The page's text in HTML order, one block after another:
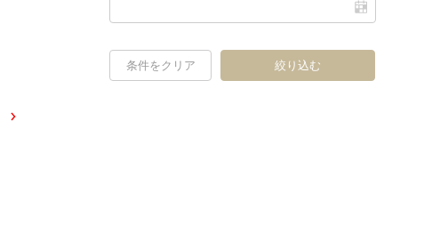
条件をクリア 絞り込む